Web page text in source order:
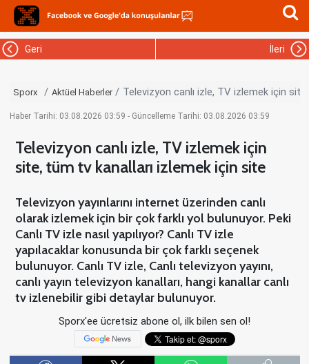
Geri İleri
Sporx Aktüel Haberler Televizyon canlı izle, TV izlemek için
Haber Tarihi: 03.08.2026 03:59 - Güncelleme Tarihi: 03.08.2026 03:59
Televizyon canlı izle, TV izlemek için
site, tüm tv kanalları izlemek için site
Televizyon yayınlarını internet üzerinden canlı
olarak izlemek için bir çok farklı yol bulunuyor. Peki
Canlı TV izle nasıl yapılıyor? Canlı TV izle
yapılacaklar konusunda bir çok farklı seçenek
bulunuyor. Canlı TV izle, Canlı televizyon yayını,
canlı yayın televizyon kanalları, hangi kanallar canlı
tv izlenebilir gibi detaylar bulunuyor.
Sporx'ee ücretsiz abone ol, ilk bilen sen ol!